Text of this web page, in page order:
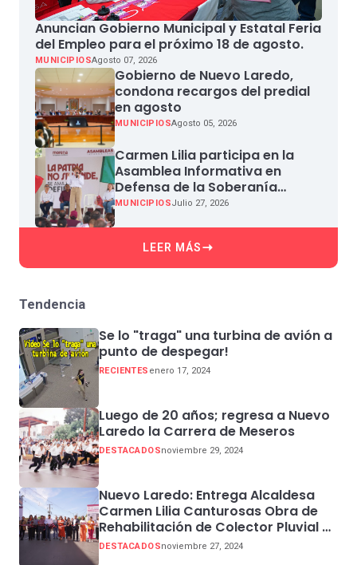
Anuncian Gobierno Municipal y Estatal Feria
del Empleo para el próximo 18 de agosto.
MUNICIPIOSAgosto 07, 2026
Gobierno de Nuevo Laredo,
condona recargos del predial
en agosto
MUNICIPIOSAgosto 05, 2026
Carmen Lilia participa en la
Asamblea Informativa en
Defensa de la Soberanía
Nacional en Miguel Aleman
MUNICIPIOSJulio 27, 2026
LEER MÁS
Tendencia
Se lo "traga" una turbina de avión a
punto de despegar!
RECIENTES enero 17, 2024
Luego de 20 años; regresa a Nuevo
Laredo la Carrera de Meseros
DESTACADOSnoviembre 29, 2024
Nuevo Laredo: Entrega Alcaldesa
Carmen Lilia Canturosas Obra de
Rehabilitación de Colector Pluvial en
Sector Centro
DESTACADOSnoviembre 27, 2024